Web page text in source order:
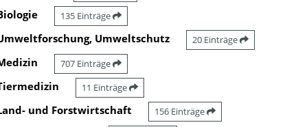
135 Einträge
Umweltschutz 20 Einträge
707 Einträge
11 Einträge
und Forstwirtschaft 156 Einträge